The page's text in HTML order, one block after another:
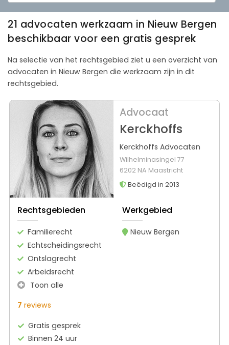
21 advocaten werkzaam in Nieuw Bergen
beschikbaar voor een gratis gesprek
Na selectie van het rechtsgebied ziet u een overzicht van
advocaten in Nieuw Bergen die werkzaam zijn in dit
rechtsgebied.
Advocaat
Kerckhoffs
Kerckhoffs Advocaten
Wilhelminasingel 77
6202 NA Maastricht
Beëdigd in 2013
Rechtsgebieden
Familierecht
Echtscheidingsrecht
Ontslagrecht
Arbeidsrecht
Toon alle
Werkgebied
Nieuw Bergen
7 reviews
Gratis gesprek
Binnen 24 uur